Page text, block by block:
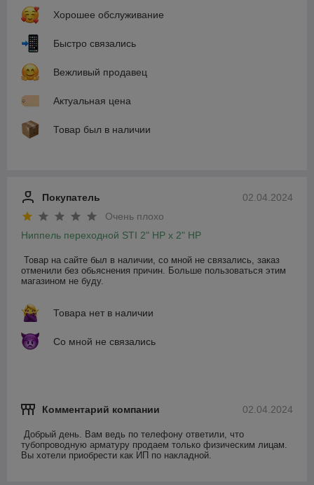
Хорошее обслуживание
Быстро связались
Вежливый продавец
Актуальная цена
Товар был в наличии
02.04.2024
Покупатель
Очень плохо
Ниппель переходной STI 2" НР х 2" НР
Товар на сайте был в наличии, со мной не связались, заказ
отменили без обьяснения причин. Больше пользоваться этим
магазином не буду.
Товара нет в наличии
Со мной не связались
02.04.2024
Комментарий компании
Добрый день. Вам ведь по телефону ответили, что
тубопроводную арматуру продаем только физическим лицам.
Вы хотели приобрести как ИП по накладной.